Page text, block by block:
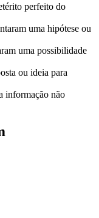
perfeito do
uma hipótese ou
uma possibilidade
ou ideia para
informação não